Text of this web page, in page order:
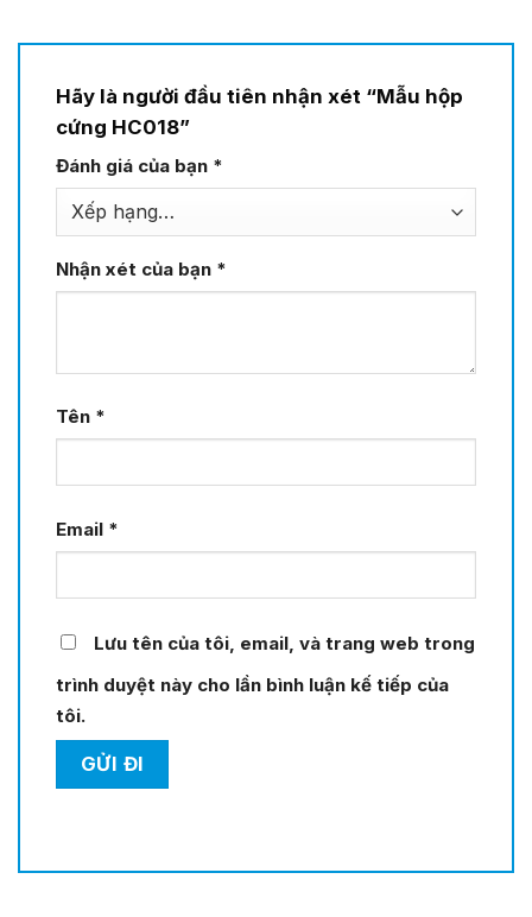
Hãy là người đầu tiên nhận xét “Mẫu hộp
cứng HC018”
Đánh giá của bạn *
Nhận xét của bạn *
Tên *
Email *
Lưu tên của tôi, email, và trang web trong
trình duyệt này cho lần bình luận kế tiếp của
tôi.